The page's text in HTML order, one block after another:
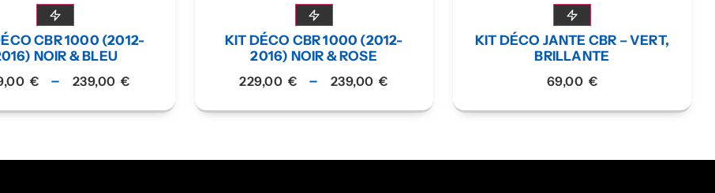
CBR 1000 (2012-
NOIR & BLEU
€ – 239,00€
KIT DÉCO CBR 1000 (2012-
2016) NOIR & ROSE
229,00 € – 239,00€
KIT DÉCO JANTE CBR – VERT,
BRILLANTE
69,00 €